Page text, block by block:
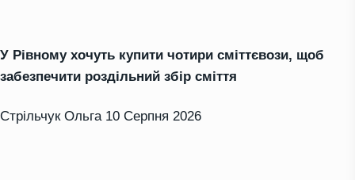
У Рівному хочуть купити чотири сміттєвози, щоб
забезпечити роздільний збір сміття
Стрільчук Ольга 10 Серпня 2026